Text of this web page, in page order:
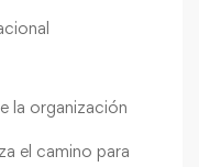
la organización
el camino para